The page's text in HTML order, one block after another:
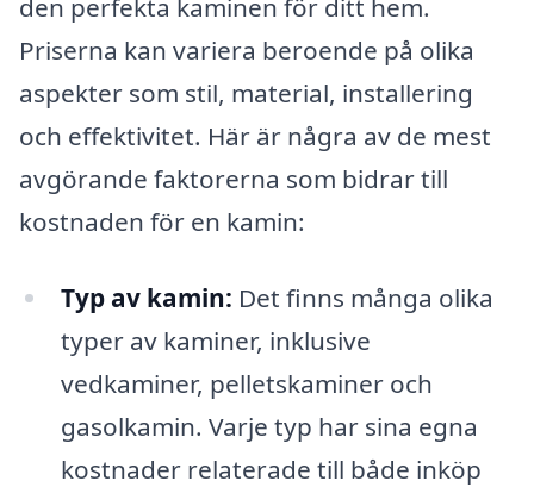
den perfekta kaminen för ditt hem.
Priserna kan variera beroende på olika
aspekter som stil, material, installering
och effektivitet. Här är några av de mest
avgörande faktorerna som bidrar till
kostnaden för en kamin:
Typ av kamin: Det finns många olika
typer av kaminer, inklusive
vedkaminer, pelletskaminer och
gasolkamin. Varje typ har sina egna
kostnader relaterade till både inköp